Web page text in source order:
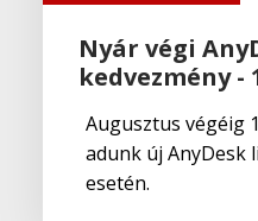
Nyár végi
kedvezmény -
Augusztus végéig
adunk új AnyDesk
esetén.